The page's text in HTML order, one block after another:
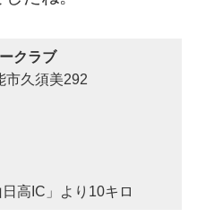
クラブ
市久須美292
高IC」より10キロ